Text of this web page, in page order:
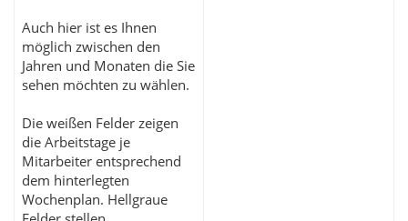
Auch hier ist es Ihnen
möglich zwischen den
Jahren und Monaten die Sie
sehen möchten zu wählen.
Die weißen Felder zeigen
die Arbeitstage je
Mitarbeiter entsprechend
dem hinterlegten
Wochenplan. Hellgraue